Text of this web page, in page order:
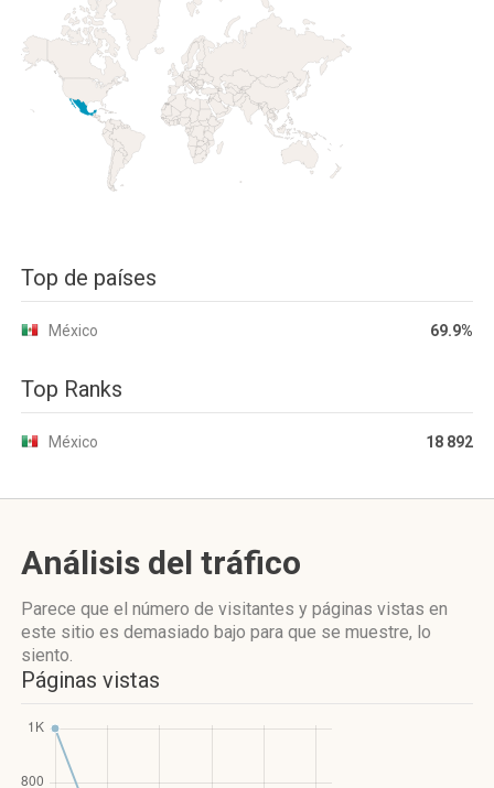
Top de países
México 69.9%
Top Ranks
México 18 892
Análisis del tráfico
Parece que el número de visitantes y páginas vistas en
este sitio es demasiado bajo para que se muestre, lo
siento.
Páginas vistas